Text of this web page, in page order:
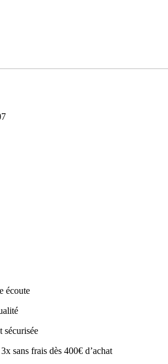
écoute
sécurisée
sans frais dès 400€ d’achat